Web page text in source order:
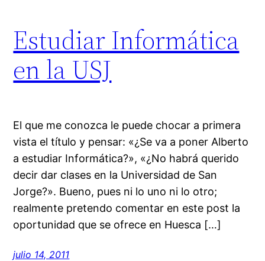
Estudiar Informática
en la USJ
El que me conozca le puede chocar a primera
vista el título y pensar: «¿Se va a poner Alberto
a estudiar Informática?», «¿No habrá querido
decir dar clases en la Universidad de San
Jorge?». Bueno, pues ni lo uno ni lo otro;
realmente pretendo comentar en este post la
oportunidad que se ofrece en Huesca […]
julio 14, 2011